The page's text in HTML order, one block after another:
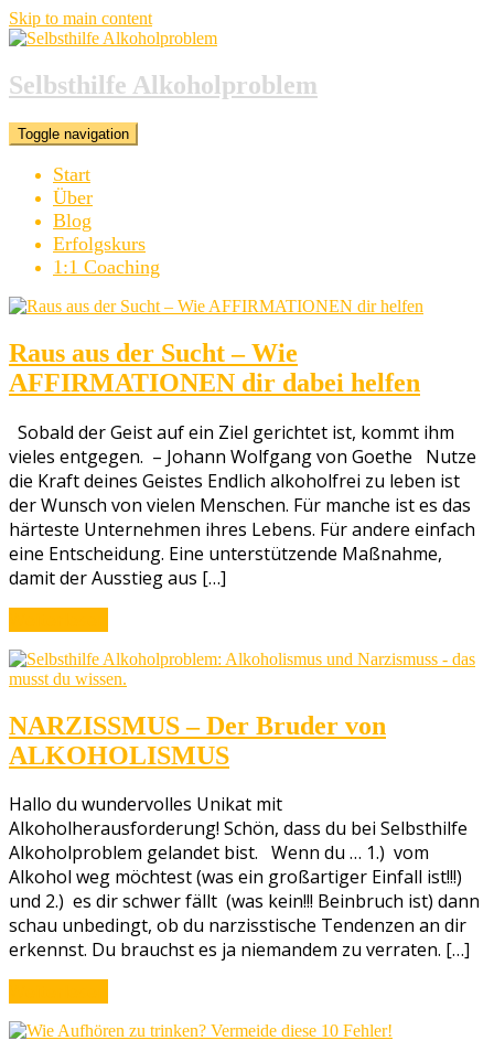
Skip to main content
Selbsthilfe Alkoholproblem
Toggle navigation
Start
Über
Blog
Erfolgskurs
1:1 Coaching
Blog
Raus aus der Sucht – Wie
AFFIRMATIONEN dir dabei helfen
Sobald der Geist auf ein Ziel gerichtet ist, kommt ihm
vieles entgegen. – Johann Wolfgang von Goethe Nutze
die Kraft deines Geistes Endlich alkoholfrei zu leben ist
der Wunsch von vielen Menschen. Für manche ist es das
härteste Unternehmen ihres Lebens. Für andere einfach
eine Entscheidung. Eine unterstützende Maßnahme,
damit der Ausstieg aus […]
NARZISSMUS – Der Bruder von
ALKOHOLISMUS
Hallo du wundervolles Unikat mit
Alkoholherausforderung! Schön, dass du bei Selbsthilfe
Alkoholproblem gelandet bist. Wenn du … 1.) vom
Alkohol weg möchtest (was ein großartiger Einfall ist!!!)
und 2.) es dir schwer fällt (was kein!!! Beinbruch ist) dann
schau unbedingt, ob du narzisstische Tendenzen an dir
erkennst. Du brauchst es ja niemandem zu verraten. […]